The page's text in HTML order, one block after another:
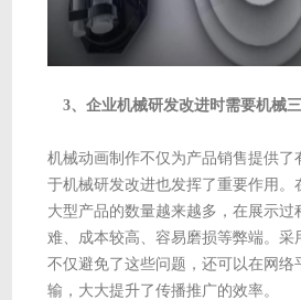
3、企业机械研发改进时需要机械
机械动画制作不仅为产品销售提供了
于机械研发改进也发挥了重要作用。
大型产品的数量越来越多，在展示过
难、成本较高、容易磨损等弊端。采
不仅避免了这些问题，还可以在网络
输，大大提升了传播推广的效率。